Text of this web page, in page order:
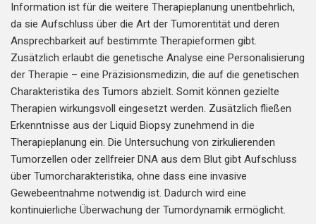
Information ist für die weitere Therapieplanung unentbehrlich,
da sie Aufschluss über die Art der Tumorentität und deren
Ansprechbarkeit auf bestimmte Therapieformen gibt.
Zusätzlich erlaubt die genetische Analyse eine Personalisierung
der Therapie – eine Präzisionsmedizin, die auf die genetischen
Charakteristika des Tumors abzielt. Somit können gezielte
Therapien wirkungsvoll eingesetzt werden. Zusätzlich fließen
Erkenntnisse aus der Liquid Biopsy zunehmend in die
Therapieplanung ein. Die Untersuchung von zirkulierenden
Tumorzellen oder zellfreier DNA aus dem Blut gibt Aufschluss
über Tumorcharakteristika, ohne dass eine invasive
Gewebeentnahme notwendig ist. Dadurch wird eine
kontinuierliche Überwachung der Tumordynamik ermöglicht.